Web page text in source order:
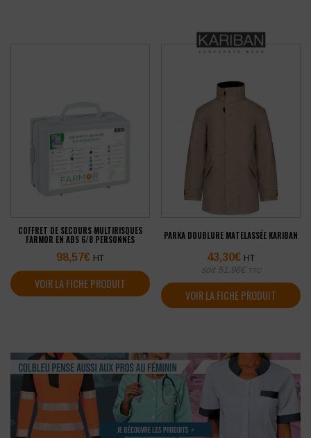
COFFRET DE SECOURS MULTIRISQUES
FARMOR EN ABS 6/8 PERSONNES
98,57€ HT
VOIR LA FICHE PRODUIT
PARKA DOUBLURE MATELASSÉE KARIBAN
43,30€ HT
soit 51,96€ TTC
VOIR LA FICHE PRODUIT